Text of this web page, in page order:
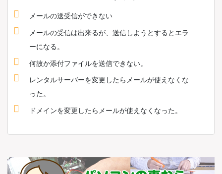
メールの送受信ができない
メールの受信は出来るが、送信しようとするとエラ
ーになる。
何故か添付ファイルを送信できない。
レンタルサーバーを変更したらメールが使えなくな
った。
ドメインを変更したらメールが使えなくなった。